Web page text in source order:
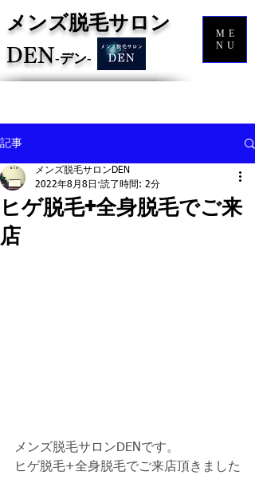
メンズ脱毛サロン
DEN‐デン‐
ME
NU
記事
ヒゲ脱毛+全身脱毛でご来
店
メンズ脱毛サロンDEN
2022年8月8日 読了時間: 2分
メンズ脱毛サロンDENです。
ヒゲ脱毛+全身脱毛でご来店頂きました